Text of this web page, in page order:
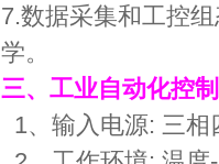
7.数据采集和工控
学。
三、工业自动化控
1、输入电源: 三